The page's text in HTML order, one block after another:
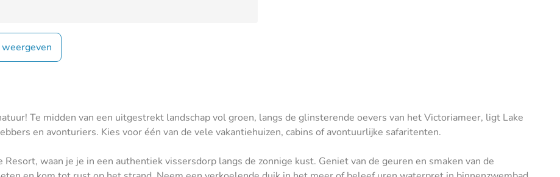
Te midden van een uitgestrekt landschap vol groen, langs de glinsterende oevers van het Victoriameer, ligt Lake
en avonturiers. Kies voor één van de vele vakantiehuizen, cabins of avontuurlijke safaritenten.
waan je je in een authentiek vissersdorp langs de zonnige kust. Geniet van de geuren en smaken van de